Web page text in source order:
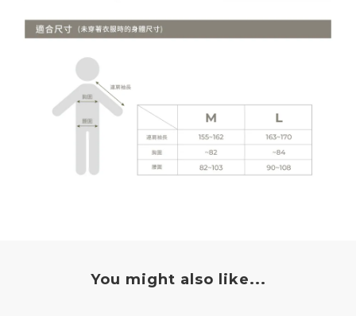
You might also like...